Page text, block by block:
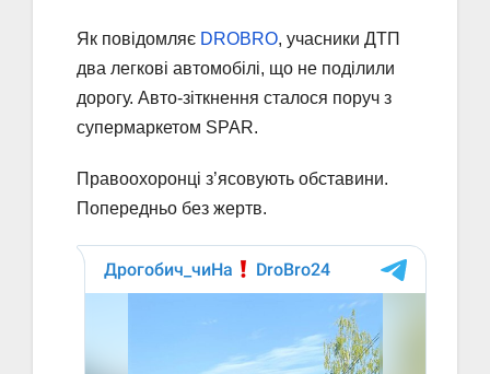
Як повідомляє DROBRO, учасники ДТП
два легкові автомобілі, що не поділили
дорогу. Авто-зіткнення сталося поруч з
супермаркетом SPAR.
Правоохоронці з’ясовують обставини.
Попередньо без жертв.